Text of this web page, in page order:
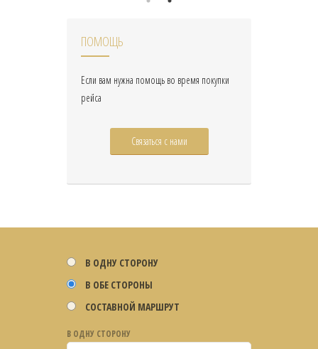
ПОМОЩЬ
Если вам нужна помощь во время покупки
рейса
Связаться с нами
В ОДНУ СТОРОНУ
В ОБЕ СТОРОНЫ
СОСТАВНОЙ МАРШРУТ
В ОДНУ СТОРОНУ